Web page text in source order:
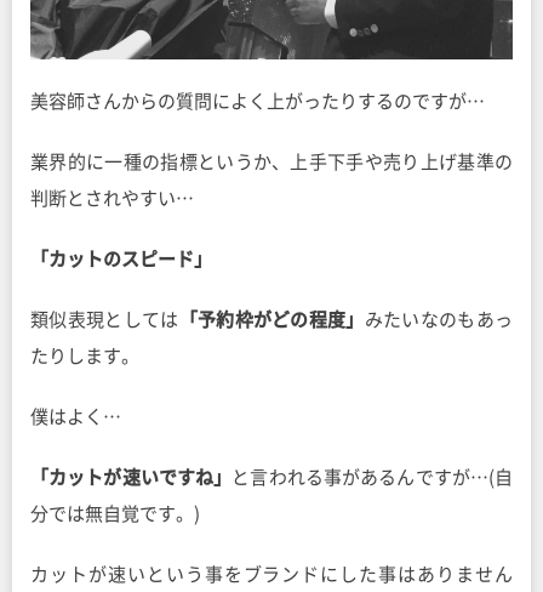
美容師さんからの質問によく上がったりするのですが…
業界的に一種の指標というか、上手下手や売り上げ基準の
判断とされやすい…
「カットのスピード」
類似表現としては 「予約枠がどの程度」 みたいなのもあっ
たりします。
僕はよく…
「カットが速いですね」
と言われる事があるんですが…(自
分では無自覚です。)
カットが速いという事をブランドにした事はありません